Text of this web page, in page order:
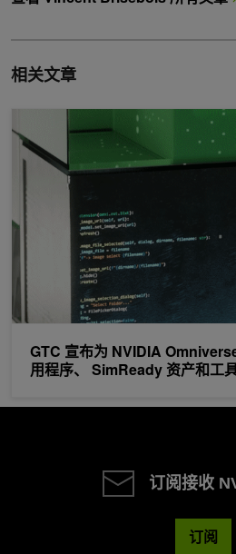
相关文章
GTC 宣布为 NVIDIA
用程序、 SimReady 资产和工
GTC 宣布为 NVIDIA Omniverse 开
订阅接收
订阅